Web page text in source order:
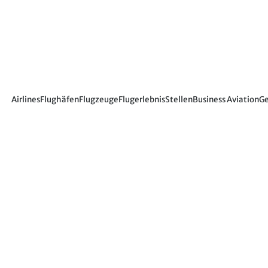
AirlinesFlughäfenFlugzeugeFlugerlebnisStellenBusiness Aviation